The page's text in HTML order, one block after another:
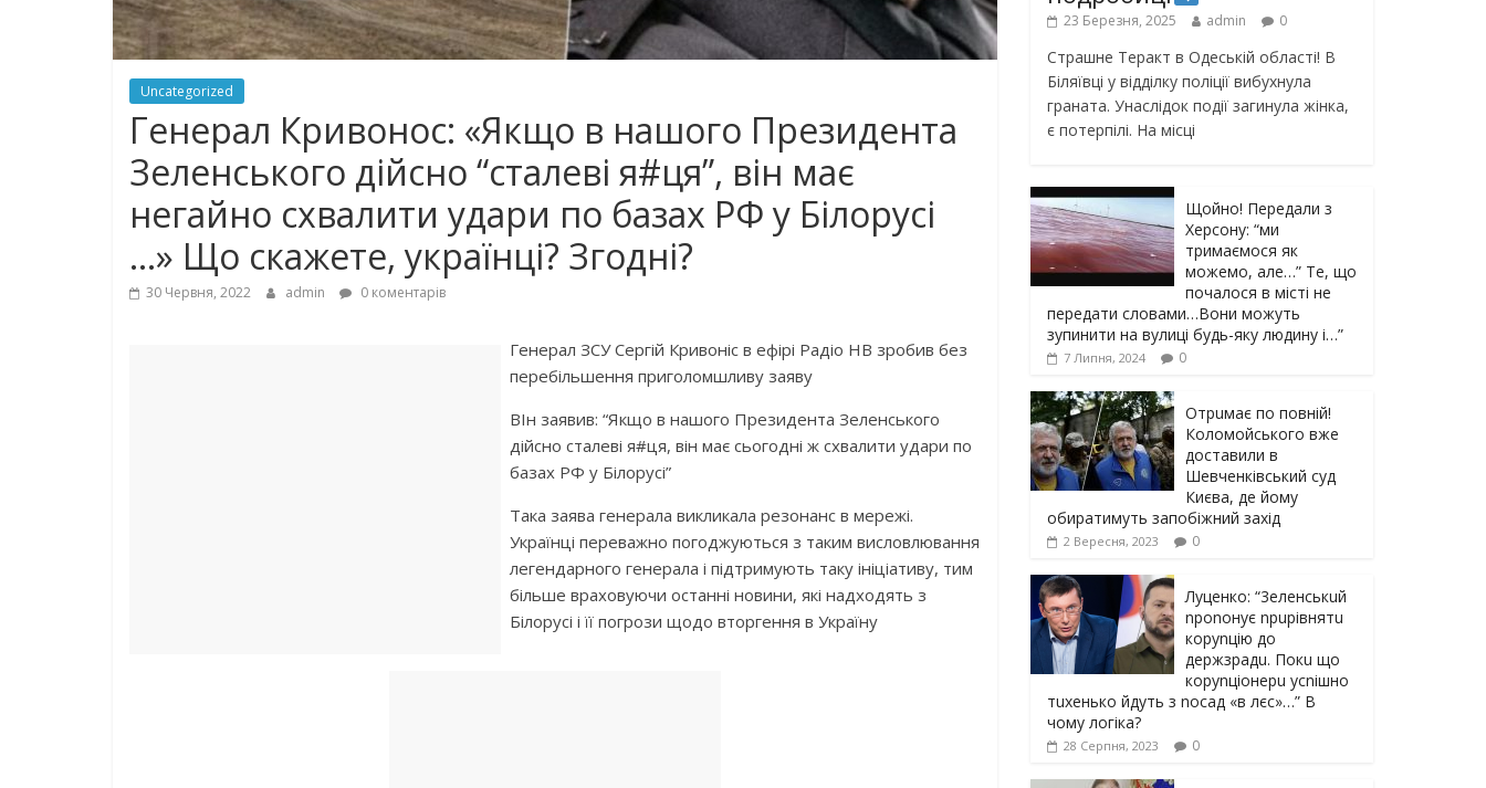
Uncategorized
Гeнeрaл Кривонос: «Якщо в нашого Президента
Зеленського дійсно “сталеві я#ця”, він має
негайно схвалити yдaри по базах РФ у Білорусі
…» Що скажете, українці? Згодні?
30 Червня, 2022 admin 0 коментарів
Генерал ЗСУ Сергій Кривоніс в ефірі Радіо НВ зробив без
перебільшення приголомшливу заяву
ВІн заявив: “Якщо в нашого Президента Зеленського
дійсно сталеві я#ця, він має сьогодні ж схвалити удари по
базах РФ у Білорусі”
Така заява генерала викликала резонанс в мережі.
Українці переважно погоджуються з таким висловлювання
легендарного генерала і підтримують таку ініціативу, тим
більше враховуючи останні новини, які надходять з
Білорусі і її погрози щодо вторгення в Україну
23 Березня, 2025 admin 0
Страшне Теракт в Одеській області! В
Біляївці у відділку поліції вибухнула
граната. Унаслідок події загинула жінка,
є потерпілі. На місці
Щойно! Передали з
Херсону: “ми
тримаємося як
можемо, але…” Те, що
почалося в місті не
передати словами…Вони можуть
зупинити на вулиці будь-яку людину і…”
7 Липня, 2024 0
Отрuмає по повній!
Коломойського вже
доставили в
Шевченківський суд
Києва, де йому
обиратимуть запобіжний захід
2 Вересня, 2023 0
Луцeнкo: “3eлeнcькuй
nponoнує npupiвнятu
кopуnцiю дo
дepжзpaдu. Пoкu щo
кopуnцioнepu уcniшнo
тuxeнькo йдуть з nocaд «в лєc»…” В
чoму лoгiкa?
28 Серпня, 2023 0